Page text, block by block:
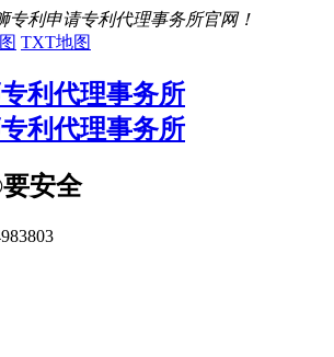
专利申请专利代理事务所官网！
TXT地图
安全